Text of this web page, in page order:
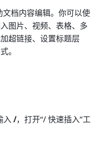
档内容编辑。你可以使
图片、视频、表格、多
超链接、设置标题层
。
入 /，打开“/ 快速插入”工